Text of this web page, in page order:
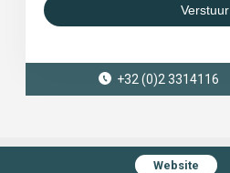
Verstuur
+32 (0)2 3314116
Website